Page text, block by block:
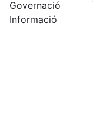
Governació
Informació